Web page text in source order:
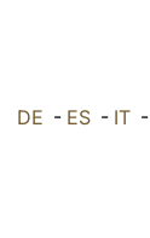
DE - ES- IT-